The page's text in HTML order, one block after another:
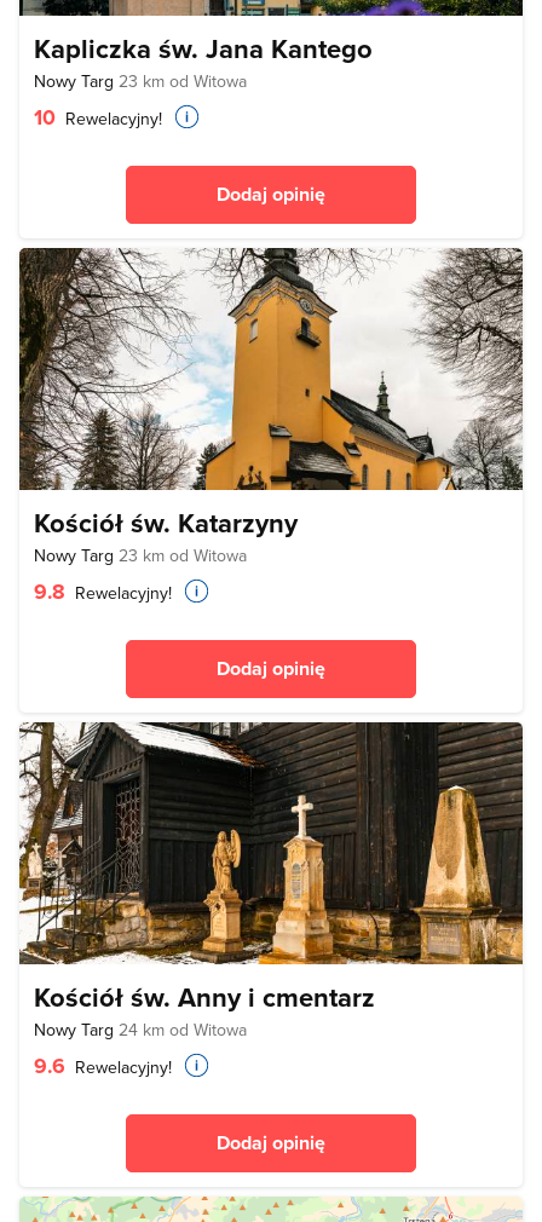
Kapliczka św. Jana Kantego
Nowy Targ 23 km od Witowa
10 Rewelacyjny!
Dodaj opinię
Kościół św. Katarzyny
Nowy Targ 23 km od Witowa
9.8 Rewelacyjny!
Dodaj opinię
Kościół św. Anny i cmentarz
Nowy Targ 24 km od Witowa
9.6 Rewelacyjny!
Dodaj opinię